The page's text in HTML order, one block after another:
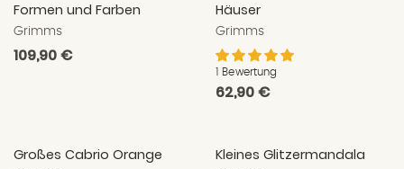
Formen und Farben
Grimms
Normaler
109,90 €
Häuser
Grimms
1 Bewertung
Normaler
62,90 €
Großes Cabrio Orange Kleines Glitzermandala